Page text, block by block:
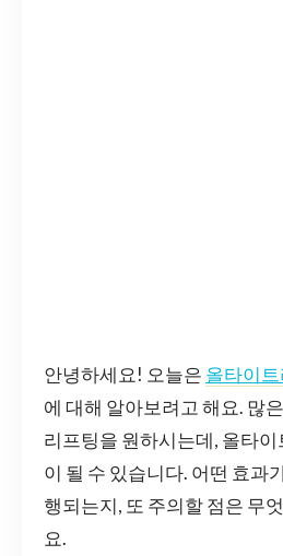
안녕하세요! 오늘은 올타이
에 대해 알아보려고 해요. 많
리프팅을 원하시는데, 올타
이 될 수 있습니다. 어떤 효과
행되는지, 또 주의할 점은 무
요.